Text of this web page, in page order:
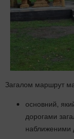
Загалом маршрут
основний,
дорогами
наближеними